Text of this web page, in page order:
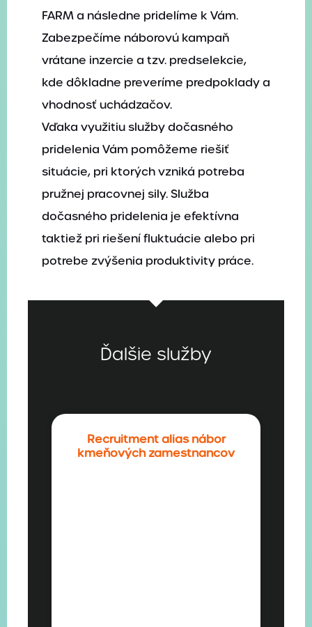
FARM a následne pridelíme k Vám.
Zabezpečíme náborovú kampaň
vrátane inzercie a tzv. predselekcie,
kde dôkladne preveríme predpoklady a
vhodnosť uchádzačov.
Vďaka využitiu služby dočasného
pridelenia Vám pomôžeme riešiť
situácie, pri ktorých vzniká potreba
pružnej pracovnej sily. Služba
dočasného pridelenia je efektívna
taktiež pri riešení fluktuácie alebo pri
potrebe zvýšenia produktivity práce.
Ďalšie služby
Recruitment alias nábor
kmeňových zamestnancov